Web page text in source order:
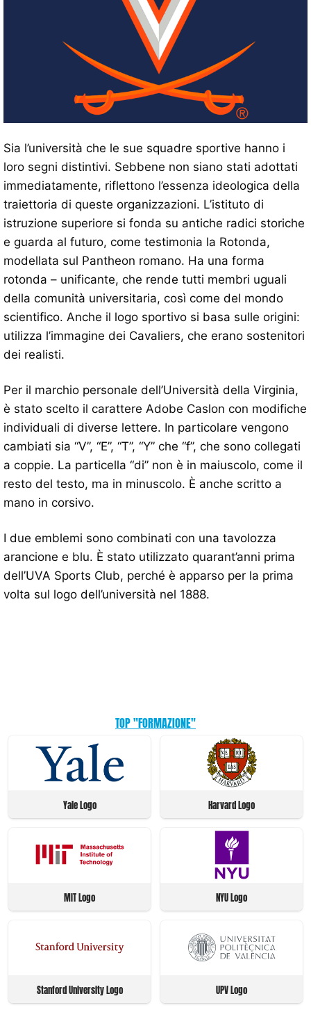
Sia l’università che le sue squadre sportive hanno i
loro segni distintivi. Sebbene non siano stati adottati
immediatamente, riflettono l’essenza ideologica della
traiettoria di queste organizzazioni. L’istituto di
istruzione superiore si fonda su antiche radici storiche
e guarda al futuro, come testimonia la Rotonda,
modellata sul Pantheon romano. Ha una forma
rotonda – unificante, che rende tutti membri uguali
della comunità universitaria, così come del mondo
scientifico. Anche il logo sportivo si basa sulle origini:
utilizza l’immagine dei Cavaliers, che erano sostenitori
dei realisti.
Per il marchio personale dell’Università della Virginia,
è stato scelto il carattere Adobe Caslon con modifiche
individuali di diverse lettere. In particolare vengono
cambiati sia “V”, “E”, “T”, “Y” che “f”, che sono collegati
a coppie. La particella “di” non è in maiuscolo, come il
resto del testo, ma in minuscolo. È anche scritto a
mano in corsivo.
I due emblemi sono combinati con una tavolozza
arancione e blu. È stato utilizzato quarant’anni prima
dell’UVA Sports Club, perché è apparso per la prima
volta sul logo dell’università nel 1888.
TOP "FORMAZIONE"
Yale Logo Harvard Logo
MIT Logo NYU Logo
Stanford University Logo UPV Logo